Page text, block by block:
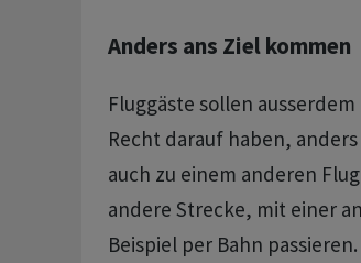
Anders ans Ziel kommen
Fluggäste sollen
Recht darauf haben,
auch zu einem anderen
andere Strecke, mit einer
Beispiel per Bahn